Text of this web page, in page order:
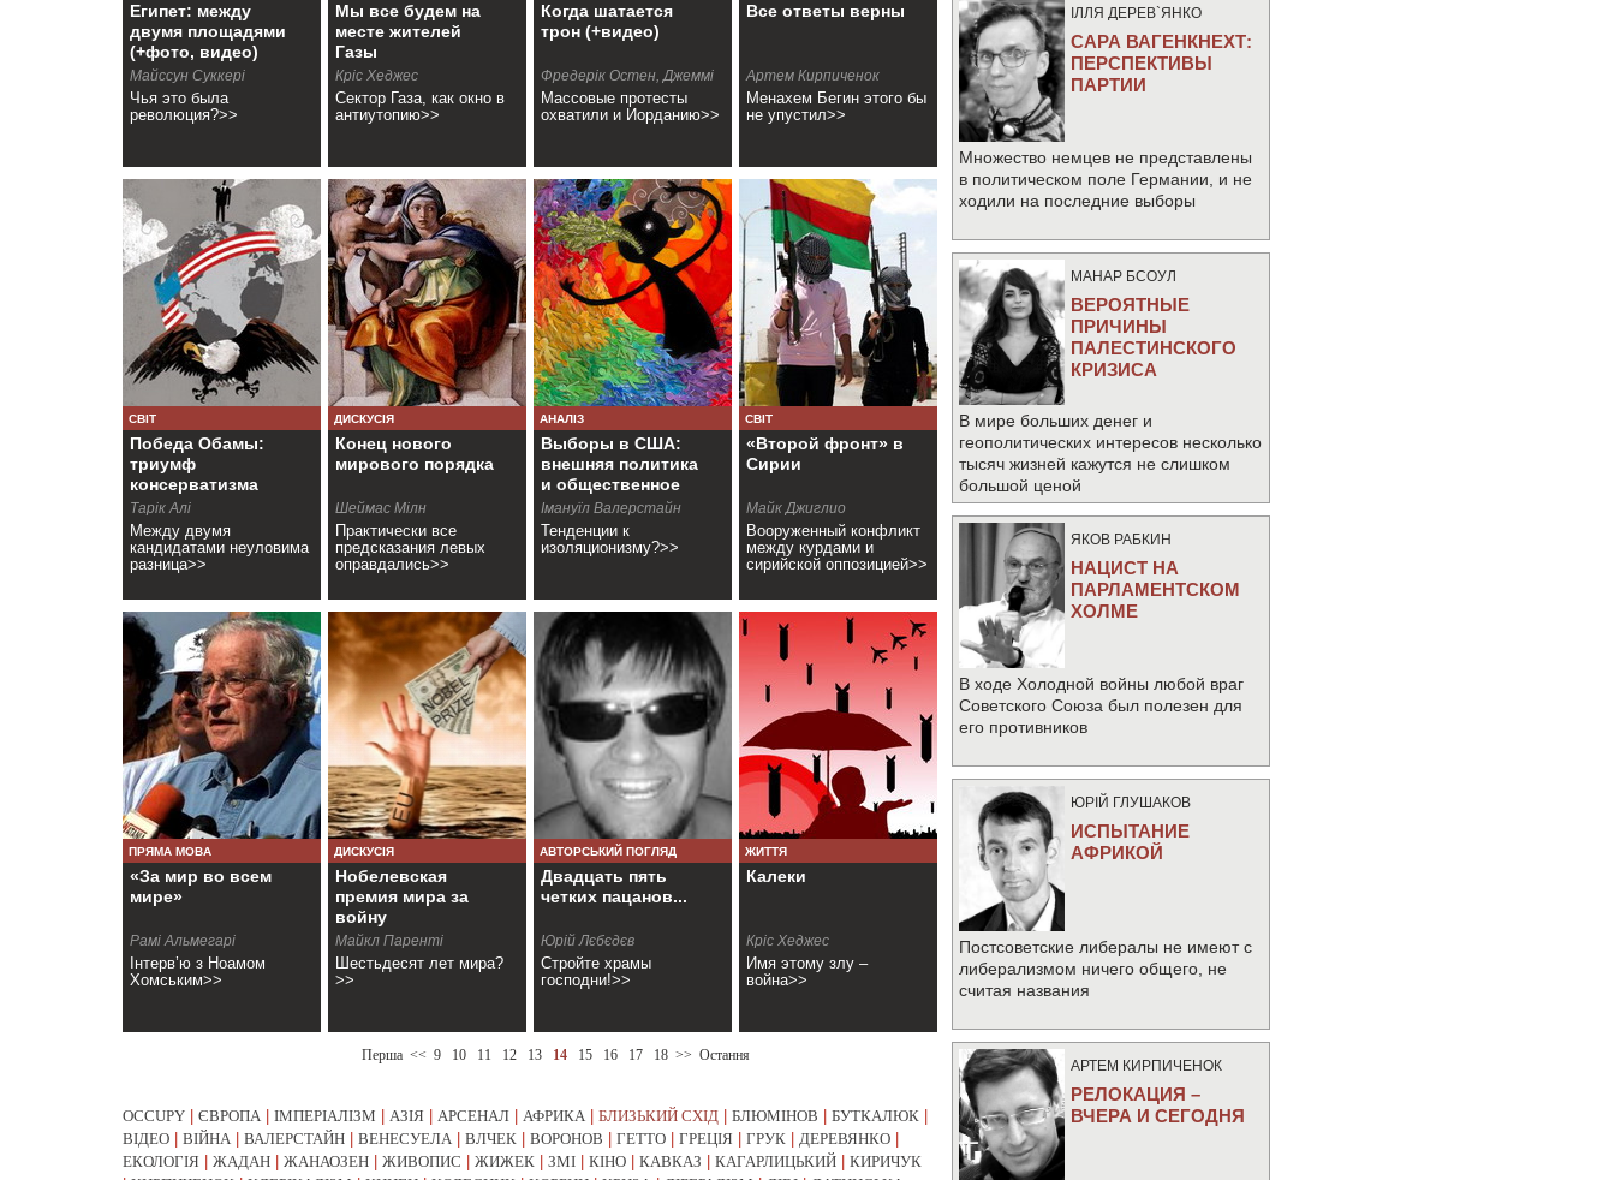
Египет: между
двумя площадями
(+фото, видео)
Майссун Суккері
Чья это была
революция?>>
Мы все будем на
месте жителей
Газы
Кріс Хеджес
Сектор Газа, как окно в
антиутопию>>
Когда шатается
трон (+видео)
Фредерік Остен, Джеммі
Аллінсон
Массовые протесты
охватили и Иорданию>>
Все ответы верны
Артем Кирпиченок
Менахем Бегин этого бы
не упустил>>
СВІТ
Победа Обамы:
триумф
консерватизма
Тарік Алі
Между двумя
кандидатами неуловима
разница>>
ДИСКУСІЯ
Конец нового
мирового порядка
Шеймас Мілн
Практически все
предсказания левых
оправдались>>
АНАЛІЗ
Выборы в США:
внешняя политика
и общественное
мнение
Імануїл Валерстайн
Тенденции к
изоляционизму?>>
СВІТ
«Второй фронт» в
Сирии
Майк Джиглио
Вооруженный конфликт
между курдами и
сирийской оппозицией>>
ПРЯМА МОВА
«За мир во всем
мире»
Рамі Альмегарі
Інтерв’ю з Ноамом
Хомським>>
ДИСКУСІЯ
Нобелевская
премия мира за
войну
Майкл Паренті
Шестьдесят лет мира?
>>
АВТОРСЬКИЙ ПОГЛЯД
Двадцать пять
четких пацанов...
Юрій Лєбєдєв
Стройте храмы
господни!>>
ЖИТТЯ
Калеки
Кріс Хеджес
Имя этому злу –
война>>
Перша << 9 10 11 12 13 14 15 16 17 18 >> Остання
OCCUPY ЄВРОПА ІМПЕРІАЛІЗМ АЗІЯ АРСЕНАЛ АФРИКА БЛИЗЬКИЙ СХІД БЛЮМІНОВ БУТКАЛЮК
ВІДЕО
ВІЙНА ВАЛЕРСТАЙН ВЕНЕСУЕЛА ВЛЧЕК ВОРОНОВ ГЕТТО ГРЕЦІЯ ГРУК ДЕРЕВЯНКО
ЕКОЛОГІЯ
ЖАДАН ЖАНАОЗЕН ЖИВОПИС ЖИЖЕК ЗМІ КІНО КАВКАЗ КАГАРЛИЦЬКИЙ
КИРИЧУК
IЛЛЯ ДЕРЕВ`ЯНКО
САРА ВАГЕНКНЕХТ:
ПЕРСПЕКТИВЫ
ПАРТИИ
Множество немцев не представлены
в политическом поле Германии, и не
ходили на последние выборы
МАНАР БСОУЛ
ВЕРОЯТНЫЕ
ПРИЧИНЫ
ПАЛЕСТИНСКОГО
КРИЗИСА
В мире больших денег и
геополитических интересов несколько
тысяч жизней кажутся не слишком
большой ценой
ЯКОВ РАБКИН
НАЦИСТ НА
ПАРЛАМЕНТСКОМ
ХОЛМЕ
В ходе Холодной войны любой враг
Советского Союза был полезен для
его противников
ЮРIЙ ГЛУШАКОВ
ИСПЫТАНИЕ
АФРИКОЙ
Постсоветские либералы не имеют с
либерализмом ничего общего, не
считая названия
АРТЕМ КИРПИЧЕНОК
РЕЛОКАЦИЯ –
ВЧЕРА И СЕГОДНЯ